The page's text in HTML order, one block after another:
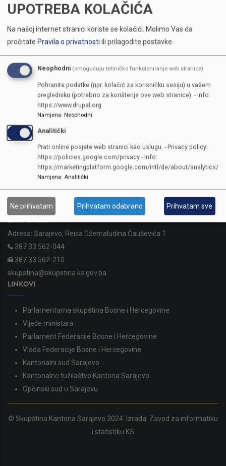
KONTAKTI
SKUPŠTINA
Adresa: Sarajevo, Reisa Džemaludina Čauševića 1
387 33 562-044
387 33 562-210
skupstina@skupstina.ks.gov.ba
LINKOVI
Parlamentarna skupština Bosne i Hercegovine
Vijeće ministara
Parlament Federacije Bosne i Hercegovine
Vlada Federacije Bosne i Hercegovine
Kantonalni sud Sarajevo
Kantonalno tužilaštvo Kantona Sarajevo
Općinski sud u Sarajevu
© Skupština Kantona Sarajevo 2024. Izrada: Zavod za informatiku
i statistiku KS
UPOTREBA KOLAČIĆA
Na našoj internet stranici koriste se kolačići. Molimo Vas da
pročitate Pravila o privatnostiili prilagodite postavke.
Neophodni (omogućuju tehničko funkcioniranje web stranice)
Pohranite podatke (npr. kolačić za korisničku sesiju) u vašem
pregledniku (potrebno za korištenje ove web stranice). - Info:
https://www.drupal.org
Namjena: Neophodni
Analitički
Prati online posjete web stranici kao uslugu. - Privacy policy:
https://policies.google.com/privacy - Info:
https://marketingplatform.google.com/intl/de/about/analytics/
Namjena: Analitički
Ne prihvatam Prihvatam odabrano Prihvatam sve